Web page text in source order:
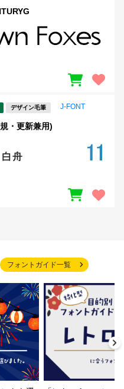
デザイン毛筆 J-FONT
・更新兼用)
フォントガイド一覧